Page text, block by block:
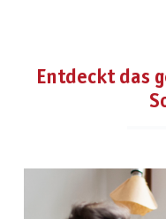
Entdeckt das